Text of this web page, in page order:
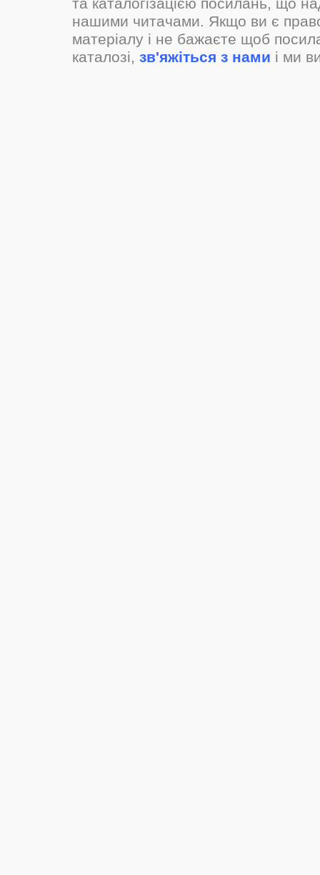
та каталогізацією посилань, що
нашими читачами. Якщо ви є
матеріалу і не бажаєте щоб
каталозі, зв'яжіться з нами і ми